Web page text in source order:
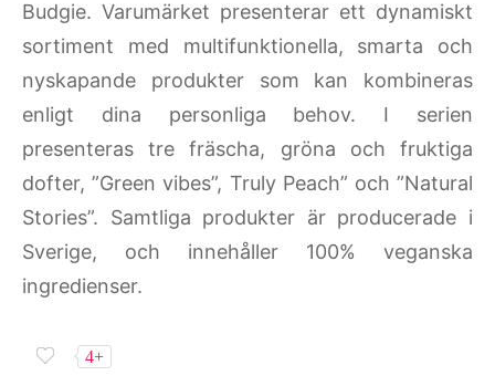
Budgie. Varumärket presenterar ett dynamiskt
sortiment med multifunktionella, smarta och
nyskapande produkter som kan kombineras
enligt dina personliga behov. I serien
presenteras tre fräscha, gröna och fruktiga
dofter, ”Green vibes”, Truly Peach” och ”Natural
Stories”. Samtliga produkter är producerade i
Sverige, och innehåller 100% veganska
ingredienser.
4+